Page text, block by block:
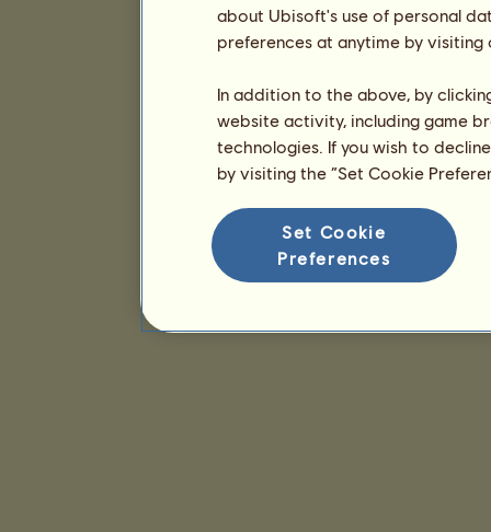
about Ubisoft's use of personal
preferences at anytime by
In addition to the above, by
website activity, including game
technologies. If you wish to
by visiting the “Set Cookie
Set Cookie
Preferences